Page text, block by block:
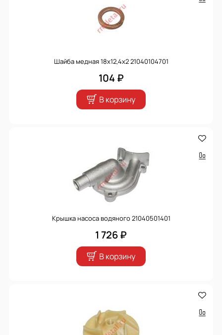
Шайба медная 18х12,4х2 21040104701
104 ₽
В корзину
Крышка насоса водяного 21040501401
1 726 ₽
В корзину